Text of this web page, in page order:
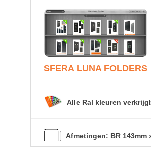
SFERA LUNAFOLDERS
Alle Ral kleuren
Afmetingen: BR 143mm